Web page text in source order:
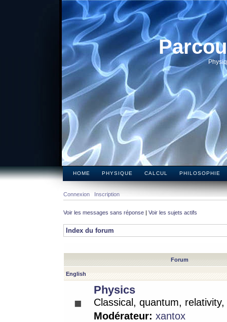
HOME PHYSIQUE CALCUL PHILOSOPHIE
Connexion Inscription
Voir les messages sans réponse | Voir les sujets actifs
Index du forum
Forum
English
Physics
Classical, quantum,
Modérateur: xantox